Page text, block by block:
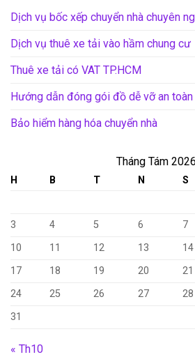
Dịch vụ bốc xếp chuyển nhà chuyên
Dịch vụ thuê xe tải vào hầm chung cư
Thuê xe tải có VAT TP.HCM
Hướng dẫn đóng gói đồ dễ vỡ an
Bảo hiểm hàng hóa chuyển nhà
Tháng Tám 2026
H B T N S
3
4 5 6 7
10
11 12 13 14
17
18 19 20 21
24
25 26 27 28
31
« Th10